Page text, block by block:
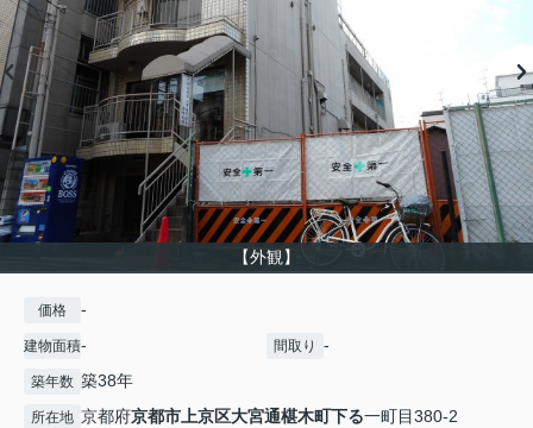
【外観】
価格 -
建物面積- 間取り -
築年数 築38年
所在地 京都府京都市上京区大宮通椹木町下る一町目380-2